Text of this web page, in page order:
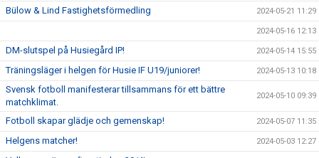
Bülow & Lind Fastighetsförmedling 2024-05-21 11:29
2024-05-16 12:13
DM-slutspel på Husiegård IP! 2024-05-14 15:55
Träningsläger i helgen för Husie IF U19/juniorer! 2024-05-13 10:18
Svensk fotboll manifesterar tillsammans för ett bättre
matchklimat.
2024-05-10 09:39
Fotboll skapar glädje och gemenskap! 2024-05-07 11:35
Helgens matcher! 2024-05-03 12:27